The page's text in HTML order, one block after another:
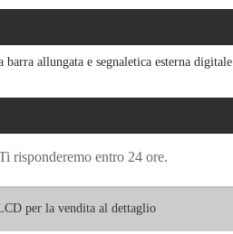
barra allungata e segnaletica esterna digitale
risponderemo entro 24 ore.